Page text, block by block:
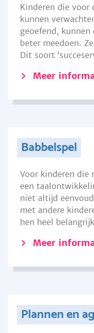
Kinderen die voor
kunnen
geoefend, kunnen
beter meedoen.
Dit soort
Meer
Babbelspel
Voor kinderen die
een
niet altijd
met andere
hen heel
Meer
Plannen en